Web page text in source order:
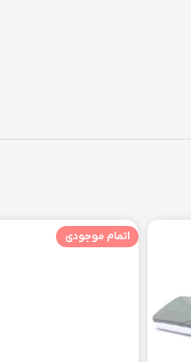
اتمام موجودی